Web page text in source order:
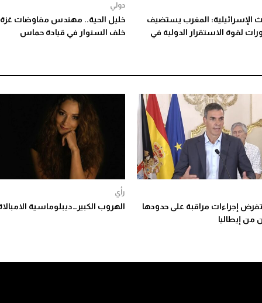
الإسرائيلية: المغرب يستضيف
لقوة الاستقرار الدولية في
دولي
خليل الحية.. مهندس مفاوضات غزة
خلف السنوار في قيادة حماس
تفرض إجراءات مراقبة على حدودها
من إيطاليا
رأي
الهروب الكبير…ديبلوماسية